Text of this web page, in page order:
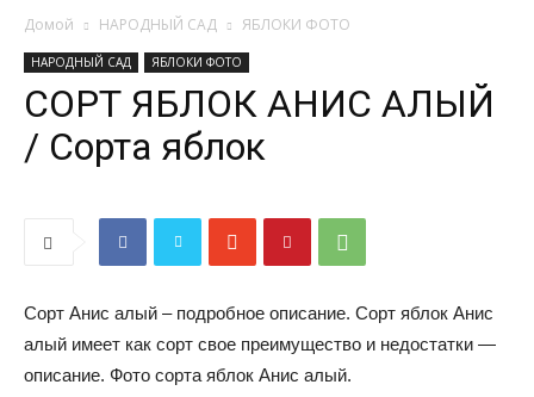
Домой НАРОДНЫЙ САД ЯБЛОКИ ФОТО
НАРОДНЫЙ САД ЯБЛОКИ ФОТО
СОРТ ЯБЛОК АНИС АЛЫЙ
/ Сорта яблок
Сорт Анис алый – подробное описание. Сорт яблок Анис
алый имеет как сорт свое преимущество и недостатки —
описание. Фото сорта яблок Анис алый.